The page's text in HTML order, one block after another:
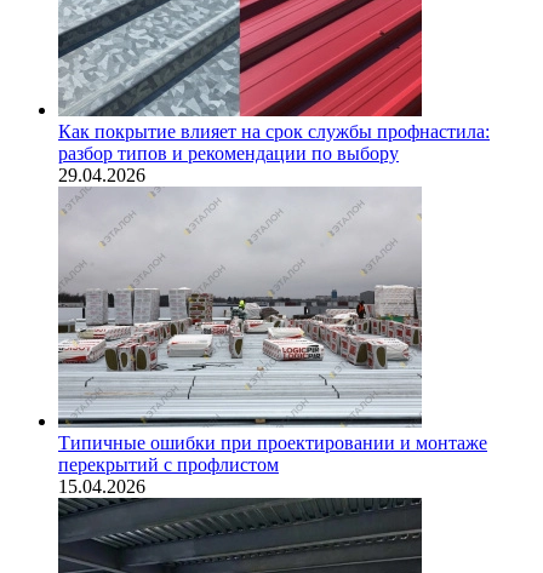
Как покрытие влияет на срок службы профнастила:
разбор типов и рекомендации по выбору
29.04.2026
Типичные ошибки при проектировании и монтаже
перекрытий с профлистом
15.04.2026